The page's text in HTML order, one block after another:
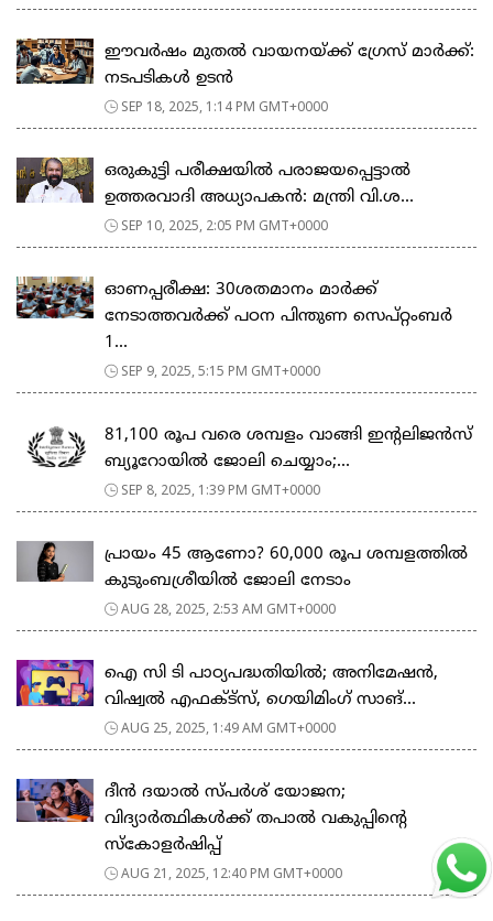
ഈവർഷം മുതൽ വായനയ്ക്ക് ഗ്രേസ് മാർക്ക്:
നടപടികൾ ഉടൻ
SEP 18, 2025, 1:14 PM GMT+0000
ഒരുകുട്ടി പരീക്ഷയിൽ പരാജയപ്പെട്ടാൽ
ഉത്തരവാദി അധ്യാപകൻ: മന്ത്രി വി.ശ...
SEP 10, 2025, 2:05 PM GMT+0000
ഓണപ്പരീക്ഷ: 30ശതമാനം മാർക്ക്
നേടാത്തവർക്ക് പഠന പിന്തുണ സെപ്റ്റംബർ
1...
SEP 9, 2025, 5:15 PM GMT+0000
81,100 രൂപ വരെ ശമ്പളം വാങ്ങി ഇന്റലിജന്‍സ്
ബ്യൂറോയില്‍ ജോലി ചെയ്യാം;...
SEP 8, 2025, 1:39 PM GMT+0000
പ്രായം 45 ആണോ? 60,000 രൂപ ശമ്പളത്തിൽ
കുടുംബശ്രീയില്‍ ജോലി നേടാം
AUG 28, 2025, 2:53 AM GMT+0000
ഐ സി ടി പാഠ്യപദ്ധതിയില്‍; അനിമേഷൻ,
വിഷ്വൽ എഫക്ട്‌സ്, ഗെയിമിംഗ് സാങ്...
AUG 25, 2025, 1:49 AM GMT+0000
ദീൻ ദയാൽ സ്പർശ് യോജന;
വിദ്യാർത്ഥികൾക്ക് തപാൽ വകുപ്പിന്റെ
സ്കോളർഷിപ്പ്
AUG 21, 2025, 12:40 PM GMT+0000